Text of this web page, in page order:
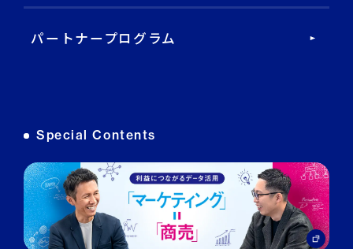
DECA オンライン接客
DECA for LINE
パートナープログラム
Special Contents